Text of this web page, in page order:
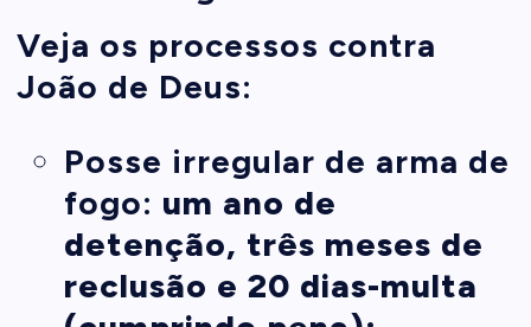
Veja os processos contra
João de Deus:
Posse irregular de arma de
fogo: um ano de
detenção, três meses de
reclusão e 20 dias-multa